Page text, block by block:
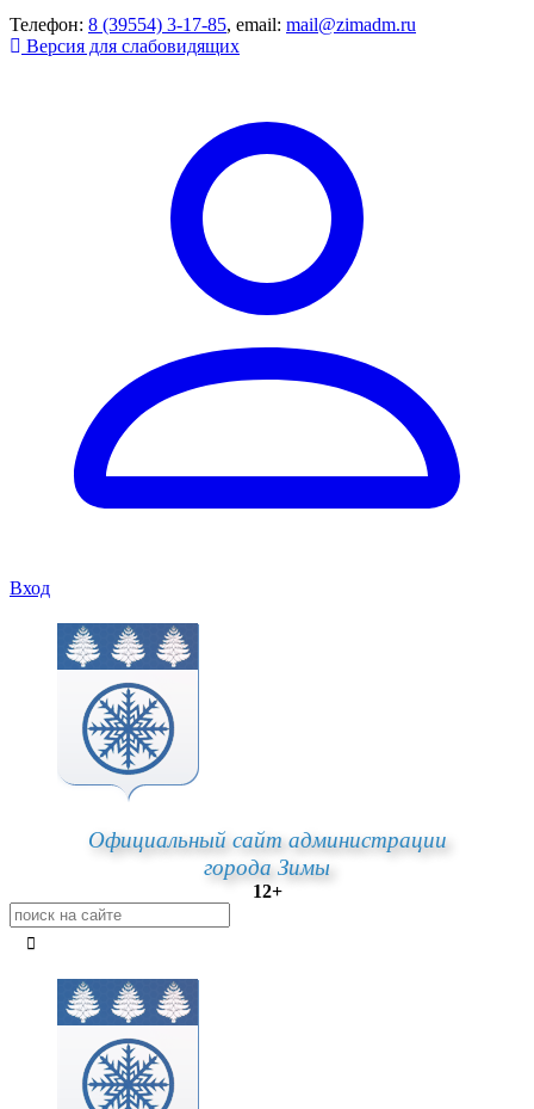
Телефон: 8 (39554) 3-17-85, email: mail@zimadm.ru
Версия для слабовидящих
Вход
Официальный сайт администрации
города Зимы
12+